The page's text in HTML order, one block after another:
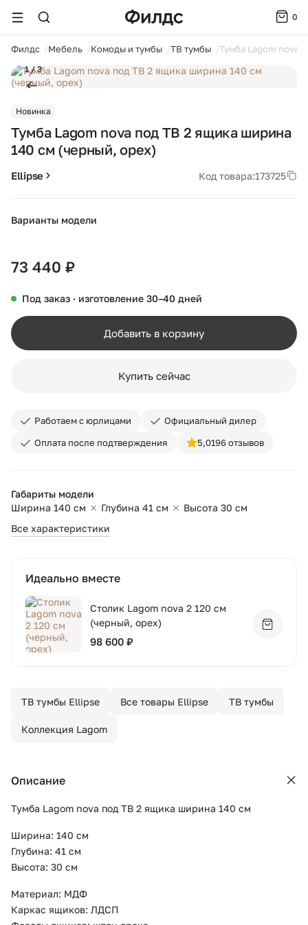
0
Филдс Мебель Комоды и тумбы ТВ тумбы Тумба Lagom nova
1 / 3
Новинка
Тумба Lagom nova под ТВ 2 ящика ширина
140 см (черный, орех)
Ellipse Код товара:173725
Варианты модели
73 440 ₽
Под заказ · изготовление 30–40 дней
Добавить в корзину
Купить сейчас
Работаем с юрлицами
Официальный дилер
Оплата после подтверждения
5,0196 отзывов
Габариты модели
Ширина 140 см
Глубина 41 см
Высота 30 см
Все характеристики
Идеально вместе
Столик Lagom nova 2 120 см
(черный, орех)
98 600 ₽
ТВ тумбы Ellipse Все товары Ellipse ТВ тумбы
Коллекция Lagom
Описание
Тумба Lagom nova под ТВ 2 ящика ширина 140 см
Ширина: 140 см
Глубина: 41 см
Высота: 30 см
Материал: МДФ
Каркас ящиков: ЛДСП